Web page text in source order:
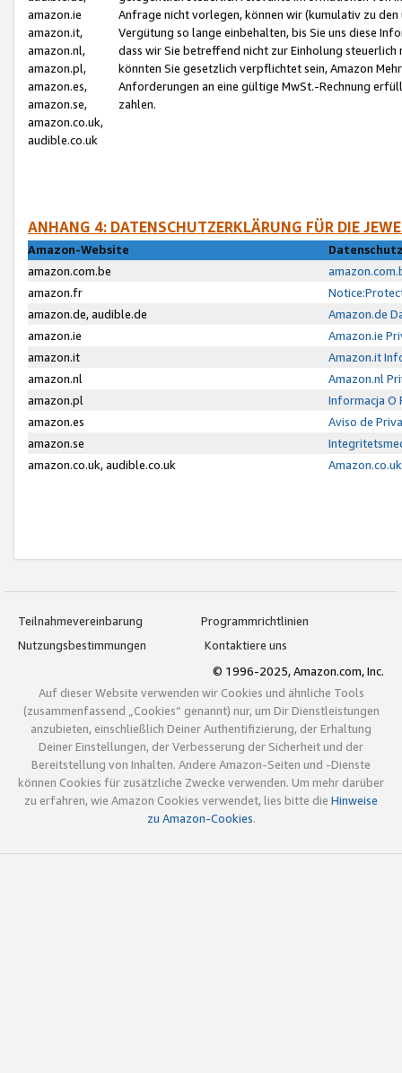
amazon.ie
amazon.it,
amazon.nl,
amazon.pl,
amazon.es,
amazon.se,
amazon.co.uk,
audible.co.uk
Anfrage nicht vorlegen, können wir (kumulativ zu
Vergütung so lange einbehalten, bis Sie uns diese
dass wir Sie betreffend nicht zur Einholung
könnten Sie gesetzlich verpflichtet sein, Amazon
Anforderungen an eine gültige MwSt.-Rechnung
zahlen.
ANHANG 4: DATENSCHUTZERKLÄRUNG FÜR DIE
Amazon-Website
amazon.com.be
amazon.fr
amazon.de, audible.de
Amazon.de
amazon.ie
Amazon.ie
amazon.it
Amazon.it
amazon.nl
Amazon.nl
amazon.pl
Informacja O
amazon.es
Aviso de
amazon.se
amazon.co.uk, audible.co.uk
Teilnahmevereinbarung
Programmrichtlinien
Nutzungsbestimmungen
Kontaktiere uns
© 1996-2025, Amazon.com, Inc.
Auf dieser Website verwenden wir Cookies und ähnliche Tools
(zusammenfassend „Cookies“ genannt) nur, um Dir Dienstleistungen
anzubieten, einschließlich Deiner Authentifizierung, der Erhaltung
Deiner Einstellungen, der Verbesserung der Sicherheit und der
Bereitstellung von Inhalten. Andere Amazon-Seiten und -Dienste
können Cookies für zusätzliche Zwecke verwenden. Um mehr darüber
zu erfahren, wie Amazon Cookies verwendet, lies bitte die Hinweise
zu Amazon-Cookies.